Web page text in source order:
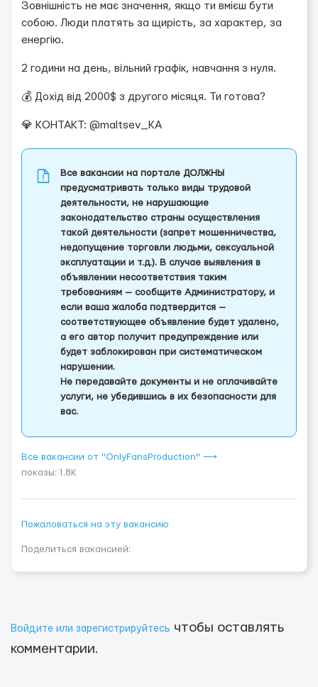
Зовнішність не має значення, якщо ти вмієш бути
собою. Люди платять за щирість, за характер, за
енергію.
2 години на день, вільний графік, навчання з нуля.
💰 Дохід від 2000$ з другого місяця. Ти готова?
💎 КОНТАКТ: @maltsev_KA
Все вакансии на портале ДОЛЖНЫ
предусматривать только виды трудовой
деятельности, не нарушающие
законодательство страны осуществления
такой деятельности (запрет мошенничества,
недопущение торговли людьми, сексуальной
эксплуатации и т.д.). В случае выявления в
объявлении несоответствия таким
требованиям — сообщите Администратору, и
если ваша жалоба подтвердится —
соответствующее объявление будет удалено,
а его автор получит предупреждение или
будет заблокирован при систематическом
нарушении.
Не передавайте документы и не оплачивайте
услуги, не убедившись в их безопасности для
вас.
Все вакансии от "OnlyFansProduction" ⟶
показы: 1.8K
Пожаловаться на эту вакансию
Поделиться вакансией:
Войдите или зарегистрируйтесь чтобы оставлять
комментарии.